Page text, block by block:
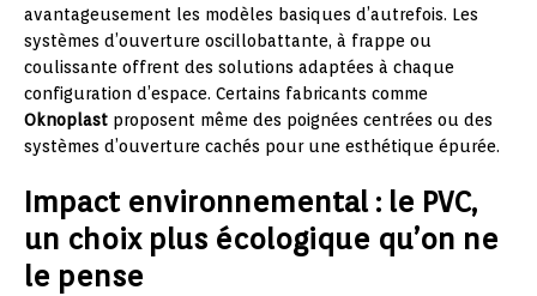
avantageusement les modèles basiques d’autrefois. Les
systèmes d’ouverture oscillobattante, à frappe ou
coulissante offrent des solutions adaptées à chaque
configuration d’espace. Certains fabricants comme
Oknoplast proposent même des poignées centrées ou des
systèmes d’ouverture cachés pour une esthétique épurée.
Impact environnemental : le PVC,
un choix plus écologique qu’on ne
le pense